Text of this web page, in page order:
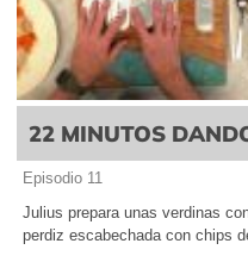
22 MINUTOS
Episodio 11
Julius prepara unas verdinas
perdiz escabechada con chips